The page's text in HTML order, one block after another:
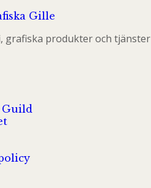
Gille
grafiska produkter och tjänster
Guild